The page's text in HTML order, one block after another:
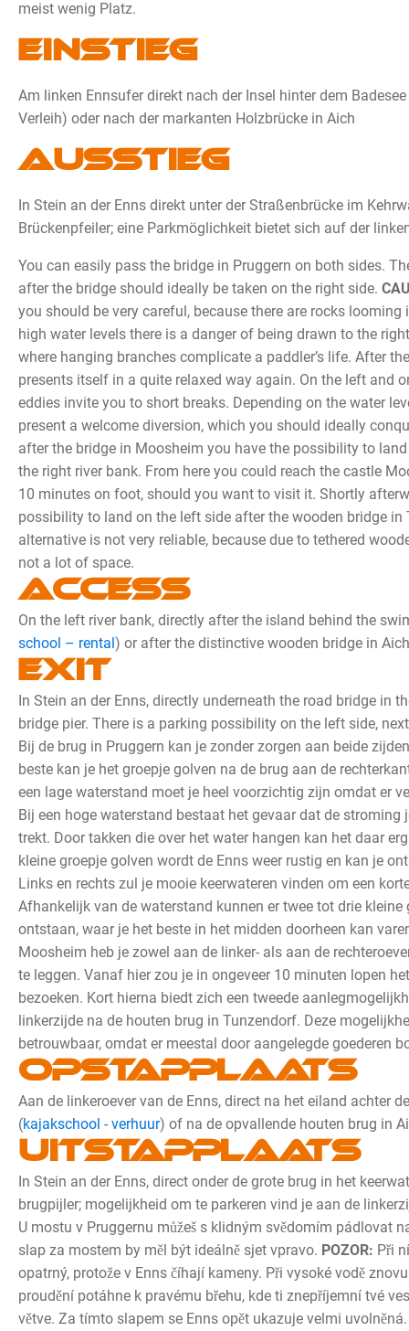
meist wenig Platz.
Einstieg
Am linken Ennsufer direkt nach der Insel hinter dem
Verleih) oder nach der markanten Holzbrücke in Aich
Ausstieg
In Stein an der Enns direkt unter der Straßenbrücke im
Brückenpfeiler; eine Parkmöglichkeit bietet sich auf der
You can easily pass the bridge in Pruggern on both sides.
after the bridge should ideally be taken on the right side.
you should be very careful, because there are rocks looming
high water levels there is a danger of being drawn to the
where hanging branches complicate a paddler’s life. After
presents itself in a quite relaxed way again. On the left and
eddies invite you to short breaks. Depending on the water
present a welcome diversion, which you should ideally
after the bridge in Moosheim you have the possibility to
the right river bank. From here you could reach the castle
10 minutes on foot, should you want to visit it. Shortly
possibility to land on the left side after the wooden bridge in
alternative is not very reliable, because due to tethered
not a lot of space.
Access
On the left river bank, directly after the island behind the
school – rental) or after the distinctive wooden bridge in
Exit
In Stein an der Enns, directly underneath the road bridge in
bridge pier. There is a parking possibility on the left side,
Bij de brug in Pruggern kan je zonder zorgen aan beide
beste kan je het groepje golven na de brug aan de
een lage waterstand moet je heel voorzichtig zijn omdat er
Bij een hoge waterstand bestaat het gevaar dat de stroming
trekt. Door takken die over het water hangen kan het daar
kleine groepje golven wordt de Enns weer rustig en kan je
Links en rechts zul je mooie keerwateren vinden om een
Afhankelijk van de waterstand kunnen er twee tot drie kleine
ontstaan, waar je het beste in het midden doorheen kan
Moosheim heb je zowel aan de linker- als aan de
te leggen. Vanaf hier zou je in ongeveer 10 minuten lopen
bezoeken. Kort hierna biedt zich een tweede
linkerzijde na de houten brug in Tunzendorf. Deze
betrouwbaar, omdat er meestal door aangelegde goederen
Opstapplaats
Aan de linkeroever van de Enns, direct na het eiland achter
(kajakschool - verhuur) of na de opvallende houten brug in
Uitstapplaats
In Stein an der Enns, direct onder de grote brug in het
brugpijler; mogelijkheid om te parkeren vind je aan de
U mostu v Pruggernu můžeš s klidným svědomím pádlovat
slap za mostem by měl být ideálně sjet vpravo. POZOR: Při
opatrný, protože v Enns číhají kameny. Při vysoké vodě
proudění potáhne k pravému břehu, kde ti znepříjemní tvé
větve. Za tímto slapem se Enns opět ukazuje velmi